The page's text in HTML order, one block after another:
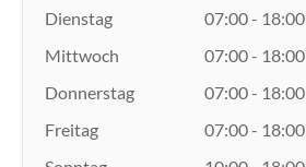
Dienstag
07:00 - 18:00
Mittwoch
07:00 - 18:00
Donnerstag
07:00 - 18:00
Freitag
07:00 - 18:00